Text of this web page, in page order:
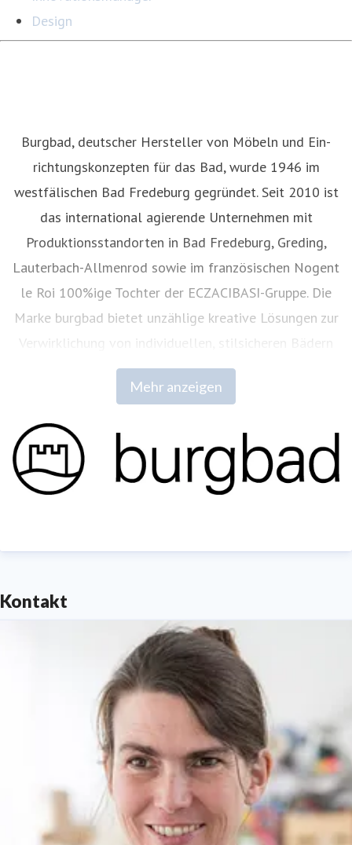
Design
Burgbad, deutscher Hersteller von Möbeln und Ein­
richtungskonzepten für das Bad, wurde 1946 im
westfälischen Bad Fredeburg gegründet. Seit 2010 ist
das international agierende Unternehmen mit
Produktionsstandorten in Bad Fredeburg, Greding,
Lauterbach-Allmenrod sowie im französischen Nogent
le Roi 100%ige Tochter der ECZACIBASI­-Gruppe. Die
Marke burgbad bietet unzählige kreative Lösungen zur
Verwirklichung von individuellen, stilsicheren Bädern
in hoher ästhetischer und technischer
Qualität.www.burgbad.com
Mehr anzeigen
Kontakt